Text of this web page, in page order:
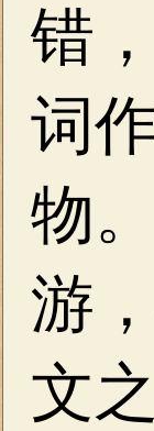
错
词
物
游
文